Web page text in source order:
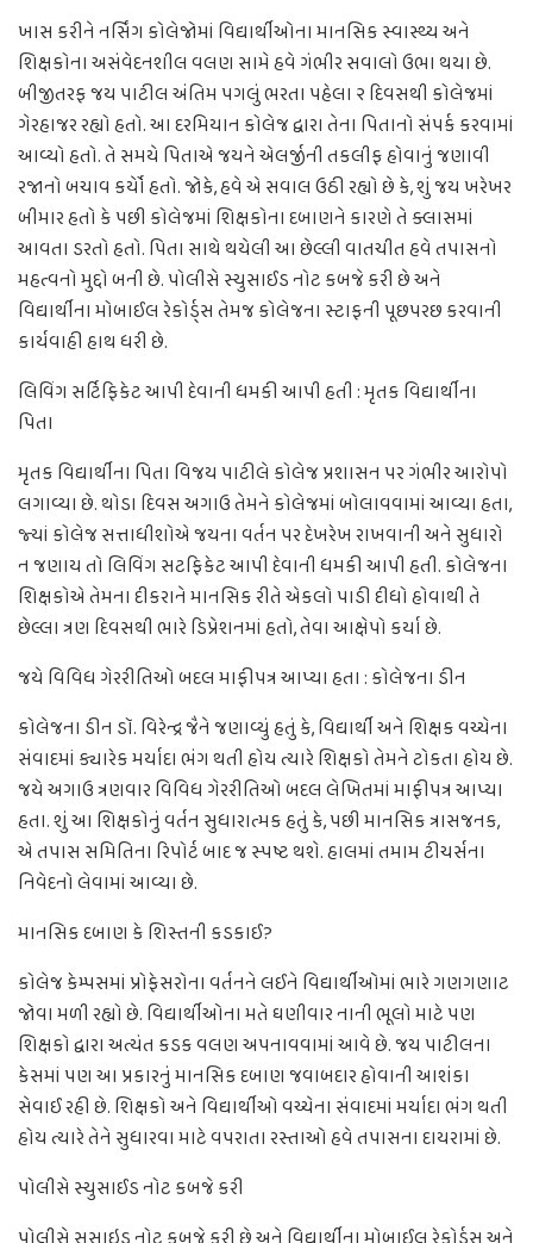
ખાસ કરીને નર્સિંગ કોલેજોમાં વિદ્યાર્થીઓના માનસિક સ્વાસ્થ્ય અને
શિક્ષકોના અસંવેદનશીલ વલણ સામે હવે ગંભીર સવાલો ઉભા થયા છે.
બીજીતરફ જય પાટીલ અંતિમ પગલું ભરતા પહેલા ૨ દિવસથી કોલેજમાં
ગેરહાજર રહ્યો હતો. આ દરમિયાન કોલેજ દ્વારા તેના પિતાનો સંપર્ક કરવામાં
આવ્યો હતો. તે સમયે પિતાએ જયને એલર્જીની તકલીફ હોવાનું જણાવી
રજાનો બચાવ કર્યોે હતો. જોકે, હવે એ સવાલ ઉઠી રહ્યો છે કે, શું જય ખરેખર
બીમાર હતો કે પછી કોલેજમાં શિક્ષકોના દબાણને કારણે તે ક્લાસમાં
આવતા ડરતો હતો. પિતા સાથે થયેલી આ છેલ્લી વાતચીત હવે તપાસનો
મહત્વનો મુદ્દો બની છે. પોલીસે સ્યુસાઈડ નોટ કબજે કરી છે અને
વિદ્યાર્થીના મોબાઈલ રેકોર્ડ્સ તેમજ કોલેજના સ્ટાફની પૂછપરછ કરવાની
કાર્યવાહી હાથ ધરી છે.
લિવિંગ સર્ટિફિકેટ આપી દેવાની ધમકી આપી હતી : મૃતક વિદ્યાર્થીના
પિતા
મૃતક વિદ્યાર્થીના પિતા વિજય પાટીલે કોલેજ પ્રશાસન પર ગંભીર આરોપો
લગાવ્યા છે. થોડા દિવસ અગાઉ તેમને કોલેજમાં બોલાવવામાં આવ્યા હતા,
જ્યાં કોલેજ સત્તાધીશોએ જયના વર્તન પર દેખરેખ રાખવાની અને સુધારો
ન જણાય તો લિવિંગ સટફિકેટ આપી દેવાની ધમકી આપી હતી. કોલેજના
શિક્ષકોએ તેમના દીકરાને માનસિક રીતે એકલો પાડી દીધો હોવાથી તે
છેલ્લા ત્રણ દિવસથી ભારે ડિપ્રેશનમાં હતો, તેવા આક્ષેપો કર્યા છે.
જયે વિવિધ ગેરરીતિઓ બદલ માફીપત્ર આપ્યા હતા : કોલેજના ડીન
કોલેજના ડીન ડૉ. વિરેન્દ્ર જૈને જણાવ્યું હતું કે, વિદ્યાર્થી અને શિક્ષક વચ્ચેના
સંવાદમાં ક્યારેક મર્યાદા ભંગ થતી હોય ત્યારે શિક્ષકો તેમને ટોકતા હોય છે.
જયે અગાઉ ત્રણવાર વિવિધ ગેરરીતિઓ બદલ લેખિતમાં માફીપત્ર આપ્યા
હતા. શું આ શિક્ષકોનું વર્તન સુધારાત્મક હતું કે, પછી માનસિક ત્રાસજનક,
એ તપાસ સમિતિના રિપોર્ટ બાદ જ સ્પષ્ટ થશે. હાલમાં તમામ ટીચર્સના
નિવેદનો લેવામાં આવ્યા છે.
માનસિક દબાણ કે શિસ્તની કડકાઈ?
કોલેજ કેમ્પસમાં પ્રોફેસરોના વર્તનને લઈને વિદ્યાર્થીઓમાં ભારે ગણગણાટ
જોવા મળી રહ્યો છે. વિદ્યાર્થીઓના મતે ઘણીવાર નાની ભૂલો માટે પણ
શિક્ષકો દ્વારા અત્યંત કડક વલણ અપનાવવામાં આવે છે. જય પાટીલના
કેસમાં પણ આ પ્રકારનું માનસિક દબાણ જવાબદાર હોવાની આશંકા
સેવાઈ રહી છે. શિક્ષકો અને વિદ્યાર્થીઓ વચ્ચેના સંવાદમાં મર્યાદા ભંગ થતી
હોય ત્યારે તેને સુધારવા માટે વપરાતા રસ્તાઓ હવે તપાસના દાયરામાં છે.
પોલીસે સ્યુસાઈડ નોટ કબજે કરી